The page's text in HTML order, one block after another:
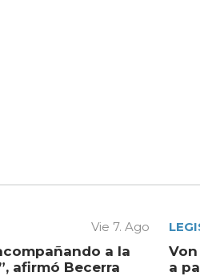
Vie 7. Ago
a la
afirmó Becerra
a